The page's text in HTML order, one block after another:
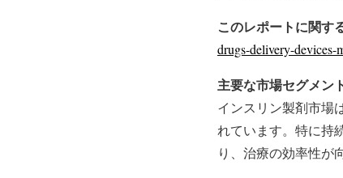
このレポートに関す
drugs-delivery-devices-
主要な市場セグメン
インスリン製剤市場
れています。特に持
り、治療の効率性が